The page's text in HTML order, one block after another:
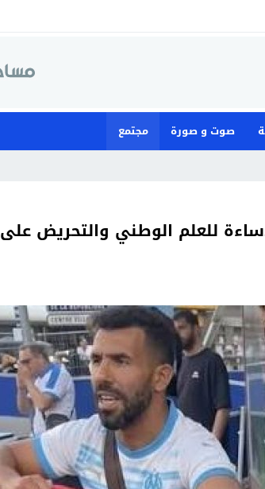
صوت و صورة
مجتمع
وصفته _
للعلم الوطني والتحريض على